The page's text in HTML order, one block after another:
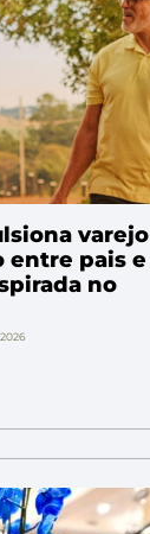
varejo
entre pais e
no